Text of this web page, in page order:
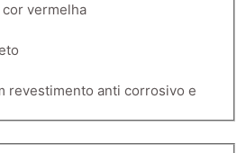
vermelha
revestimento anti corrosivo e